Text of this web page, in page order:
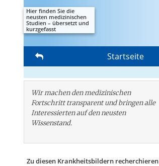
Hier finden Sie die
neusten medizinischen
Studien – übersetzt und
kurzgefasst
Startseite
Wir machen den medizinischen
Fortschritt transparent und bringen alle
Interessierten auf den neusten
Wissenstand.
Zu diesen Krankheitsbildern recherchieren